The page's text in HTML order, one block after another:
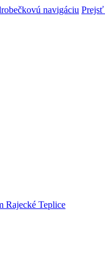
navigáciu Prejsť
Rajecké Teplice